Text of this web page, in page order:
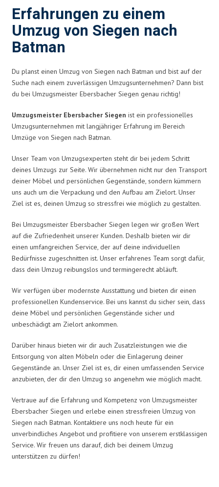
Erfahrungen zu einem
Umzug von Siegen nach
Batman
Du planst einen Umzug von Siegen nach Batman und bist auf der
Suche nach einem zuverlässigen Umzugsunternehmen? Dann bist
du bei Umzugsmeister Ebersbacher Siegen genau richtig!
Umzugsmeister Ebersbacher Siegen ist ein professionelles
Umzugsunternehmen mit langjähriger Erfahrung im Bereich
Umzüge von Siegen nach Batman.
Unser Team von Umzugsexperten steht dir bei jedem Schritt
deines Umzugs zur Seite. Wir übernehmen nicht nur den Transport
deiner Möbel und persönlichen Gegenstände, sondern kümmern
uns auch um die Verpackung und den Aufbau am Zielort. Unser
Ziel ist es, deinen Umzug so stressfrei wie möglich zu gestalten.
Bei Umzugsmeister Ebersbacher Siegen legen wir großen Wert
auf die Zufriedenheit unserer Kunden. Deshalb bieten wir dir
einen umfangreichen Service, der auf deine individuellen
Bedürfnisse zugeschnitten ist. Unser erfahrenes Team sorgt dafür,
dass dein Umzug reibungslos und termingerecht abläuft.
Wir verfügen über modernste Ausstattung und bieten dir einen
professionellen Kundenservice. Bei uns kannst du sicher sein, dass
deine Möbel und persönlichen Gegenstände sicher und
unbeschädigt am Zielort ankommen.
Darüber hinaus bieten wir dir auch Zusatzleistungen wie die
Entsorgung von alten Möbeln oder die Einlagerung deiner
Gegenstände an. Unser Ziel ist es, dir einen umfassenden Service
anzubieten, der dir den Umzug so angenehm wie möglich macht.
Vertraue auf die Erfahrung und Kompetenz von Umzugsmeister
Ebersbacher Siegen und erlebe einen stressfreien Umzug von
Siegen nach Batman. Kontaktiere uns noch heute für ein
unverbindliches Angebot und profitiere von unserem erstklassigen
Service. Wir freuen uns darauf, dich bei deinem Umzug
unterstützen zu dürfen!